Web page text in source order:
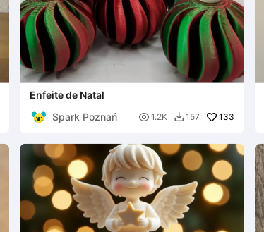
Enfeite de Natal
Spark Poznań
 1.2K  157 133